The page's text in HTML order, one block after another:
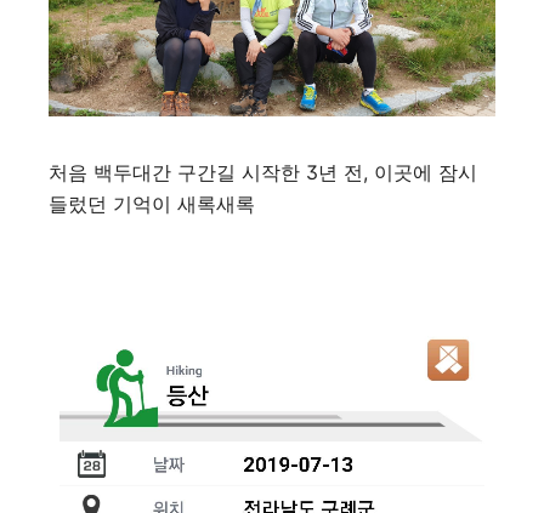
처음 백두대간 구간길 시작한 3년 전, 이곳에 잠시
들렀던 기억이 새록새록